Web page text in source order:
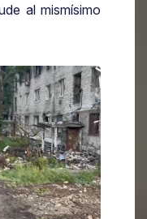
al mismísimo